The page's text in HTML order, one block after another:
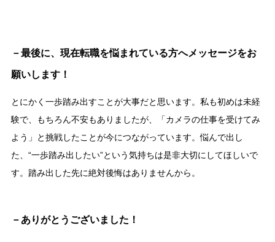
－最後に、現在転職を悩まれている方へメッセージをお
願いします！
とにかく一歩踏み出すことが大事だと思います。私も初めは未経
験で、もちろん不安もありましたが、「カメラの仕事を受けてみ
よう」と挑戦したことが今につながっています。悩んで出し
た、“一歩踏み出したい”という気持ちは是非大切にしてほしいで
す。踏み出した先に絶対後悔はありませんから。
－ありがとうございました！